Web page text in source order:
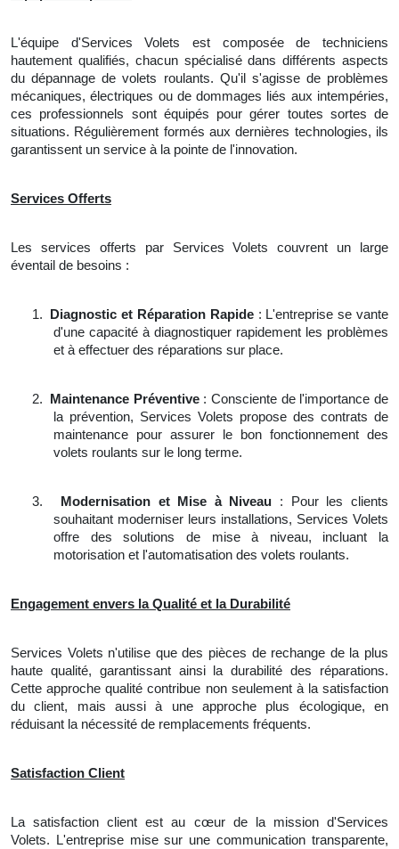
L'équipe d'Services Volets est composée de techniciens
hautement qualifiés, chacun spécialisé dans différents aspects
du dépannage de volets roulants. Qu'il s'agisse de problèmes
mécaniques, électriques ou de dommages liés aux intempéries,
ces professionnels sont équipés pour gérer toutes sortes de
situations. Régulièrement formés aux dernières technologies, ils
garantissent un service à la pointe de l'innovation.
Services Offerts
Les services offerts par Services Volets couvrent un large
éventail de besoins :
1. Diagnostic et Réparation Rapide: L'entreprise se vante
d'une capacité à diagnostiquer rapidement les problèmes
et à effectuer des réparations sur place.
2. Maintenance Préventive: Consciente de l'importance de
la prévention, Services Volets propose des contrats de
maintenance pour assurer le bon fonctionnement des
volets roulants sur le long terme.
3. Modernisation et Mise à Niveau : Pour les clients
souhaitant moderniser leurs installations, Services Volets
offre des solutions de mise à niveau, incluant la
motorisation et l'automatisation des volets roulants.
Engagement envers la Qualité et la Durabilité
Services Volets n'utilise que des pièces de rechange de la plus
haute qualité, garantissant ainsi la durabilité des réparations.
Cette approche qualité contribue non seulement à la satisfaction
du client, mais aussi à une approche plus écologique, en
réduisant la nécessité de remplacements fréquents.
Satisfaction Client
La satisfaction client est au cœur de la mission d'Services
Volets. L'entreprise mise sur une communication transparente,